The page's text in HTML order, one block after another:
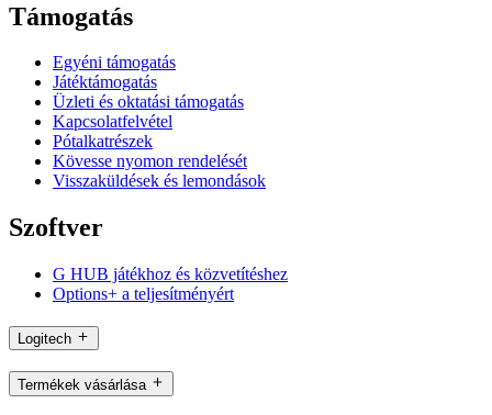
Támogatás
Egyéni támogatás
Játéktámogatás
Üzleti és oktatási támogatás
Kapcsolatfelvétel
Pótalkatrészek
Kövesse nyomon rendelését
Visszaküldések és lemondások
Szoftver
G HUB játékhoz és közvetítéshez
Options+ a teljesítményért
Logitech
Termékek vásárlása